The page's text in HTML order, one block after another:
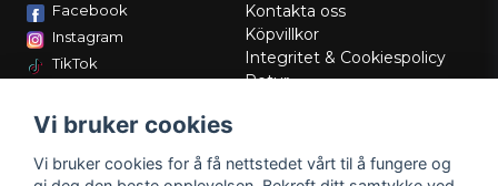
Facebook
Instagram
TikTok
Kontakta oss
Köpvillkor
Integritet & Cookiespolicy
Retur
Lådritning
Om oss
Vi bruker cookies
Vi bruker cookies for å få nettstedet vårt til å fungere og